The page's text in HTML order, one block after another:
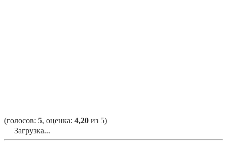
(голосов: 5, оценка: 4,20 из 5)
Загрузка...